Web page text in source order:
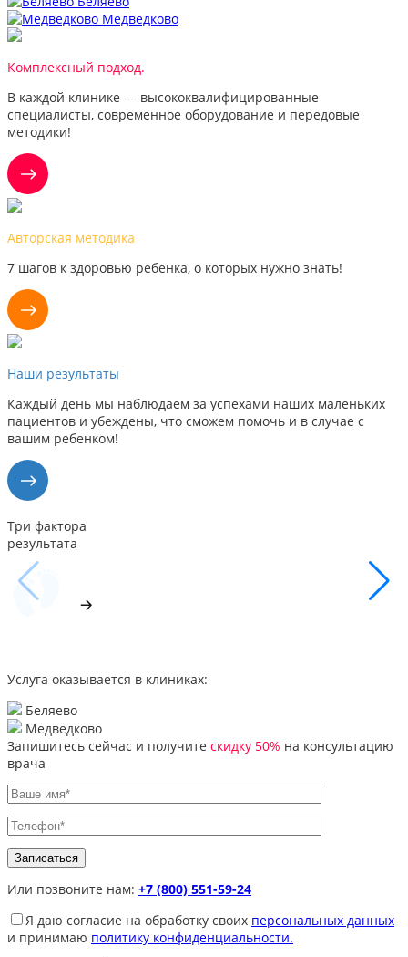
Медведково
Комплексный подход.
В каждой клинике — высококвалифицированные
специалисты, современное оборудование и передовые
методики!
Авторская методика
7 шагов к здоровью ребенка, о которых нужно знать!
Наши результаты
Каждый день мы наблюдаем за успехами наших маленьких
пациентов и убеждены, что сможем помочь и в случае с
вашим ребенком!
Три фактора
результата
Услуга оказывается в клиниках:
Беляево
Медведково
Запишитесь сейчас и получите скидку 50% на консультацию
врача
Или позвоните нам: +7 (800) 551-59-24
Я даю согласие на обработку своих персональных данных
и принимаю политику конфиденциальности.